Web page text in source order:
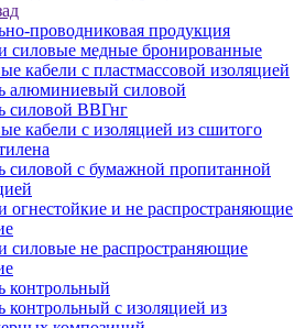
проводниковая продукция
силовые медные бронированные
кабели с пластмассовой изоляцией
алюминиевый силовой
силовой ВВГнг
кабели с изоляцией из сшитого
силовой с бумажной пропитанной
огнестойкие и не распространяющие
силовые не распространяющие
контрольный
контрольный с изоляцией из